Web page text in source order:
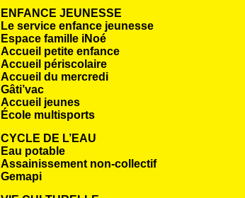
ENFANCE JEUNESSE
Le service enfance jeunesse
Espace famille iNoé
Accueil petite enfance
Accueil périscolaire
Accueil du mercredi
Gâti’vac
Accueil jeunes
École multisports
CYCLE DE L’EAU
Eau potable
Assainissement non-collectif
Gemapi